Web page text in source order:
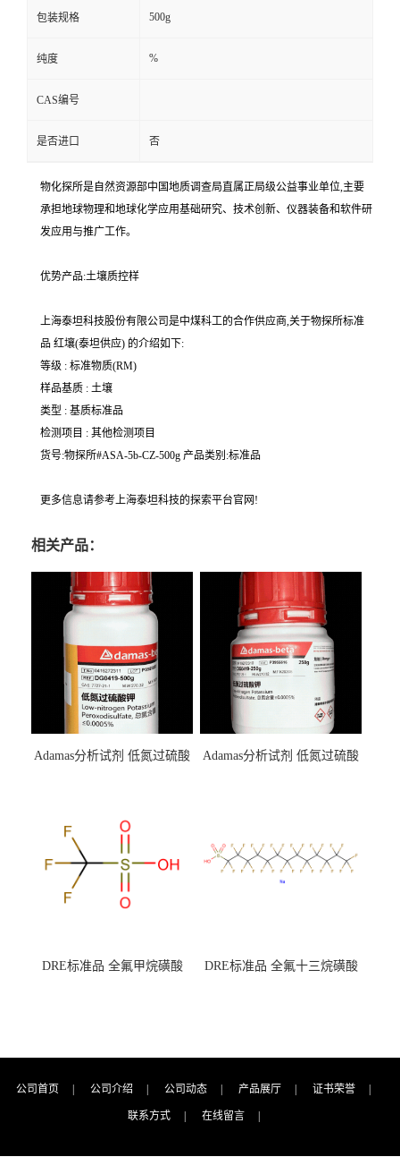
包装规格 500g
纯度 %
CAS编号
是否进口 否
物化探所是自然资源部中国地质调查局直属正局级公益事业单位,主要
承担地球物理和地球化学应用基础研究、技术创新、仪器装备和软件研
发应用与推广工作。
优势产品:土壤质控样
上海泰坦科技股份有限公司是中煤科工的合作供应商,关于物探所标准
品 红壤(泰坦供应) 的介绍如下:
等级 : 标准物质(RM)
样品基质 : 土壤
类型 : 基质标准品
检测项目 : 其他检测项目
货号:物探所#ASA-5b-CZ-500g 产品类别:标准品
更多信息请参考上海泰坦科技的探索平台官网!
相关产品：
Adamas分析试剂 低氮过硫酸
（泰坦现货供应）
Adamas分析试剂 低氮过硫酸
DRE标准品 全氟甲烷磺酸
DRE标准品 全氟十三烷磺酸
公司首页 公司介绍 公司动态 产品展厅 证书荣誉
联系方式 在线留言